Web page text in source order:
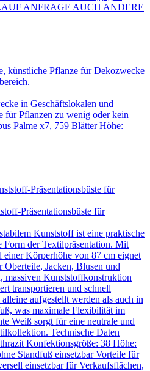
ANFRAGE AUCH ANDERE
in Geschäftslokalen und
für Pflanzen zu wenig oder kein
Palme x7, 759 Blätter Höhe:
Präsentationsbüste für
Kunststoff ist eine praktische
der Textilpräsentation. Mit
Körperhöhe von 87 cm eignet
Jacken, Blusen und
massiven Kunststoffkonstruktion
transportieren und schnell
aufgestellt werden als auch in
was maximale Flexibilität im
Weiß sorgt für eine neutrale und
Technische Daten
Konfektionsgröße: 38 Höhe:
Standfuß einsetzbar Vorteile für
einsetzbar für Verkaufsflächen,